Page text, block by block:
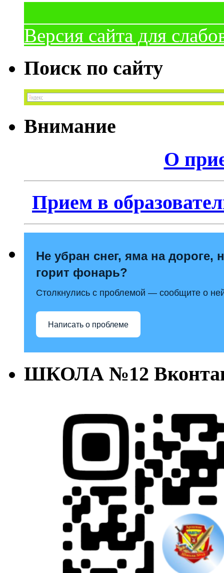
Версия сайта для
Поиск по сайту
Внимание
О
Прием в
Не убран снег, яма на дороге,
горит фонарь?
Столкнулись с проблемой — сообщите о
Написать о проблеме
ШКОЛА №12